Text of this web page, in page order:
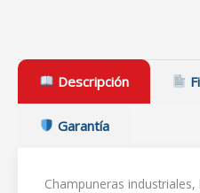
Descripción
Garantía
Champuneras